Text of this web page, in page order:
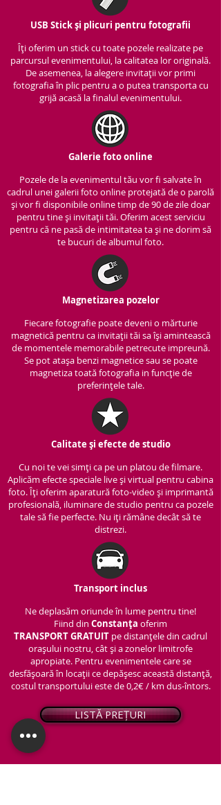
USB Stick și plicuri pentru fotografii
Îți oferim un stick cu toate pozele realizate pe
parcursul evenimentului, la calitatea lor originală.
De asemenea, la alegere invitații vor primi
fotografia în plic pentru a o putea transporta cu
grijă acasă la finalul evenimentului.
Galerie foto online
Pozele de la evenimentul tău vor fi salvate în
cadrul unei galerii foto online protejată de o parolă
și vor fi disponibile online timp de 90 de zile doar
pentru tine și invitații tăi. Oferim acest serviciu
pentru că ne pasă de intimitatea ta și ne dorim să
te bucuri de albumul foto.
Magnetizarea pozelor
Fiecare fotografie poate deveni o mărturie
magnetică pentru ca invitații tăi sa își amintească
de momentele memorabile petrecute impreună.
Se pot atașa benzi magnetice sau se poate
magnetiza toată fotografia in funcție de
preferințele tale.
Calitate și efecte de studio
Cu noi te vei simți ca pe un platou de filmare.
Aplicăm efecte speciale live și virtual pentru cabina
foto. Îți oferim aparatură foto-video și imprimantă
profesională, iluminare de studio pentru ca pozele
tale să fie perfecte. Nu iți rămâne decât să te
distrezi.
Transport inclus
Ne deplasăm oriunde în lume pentru tine!
Fiind din Constanța oferim
TRANSPORTGRATUIT pe distanțele din cadrul
orașului nostru, cât și a zonelor limitrofe
apropiate. Pentru evenimentele care se
desfășoară în locații ce depășesc această distanță,
costul transportului este de 0,2€ / km dus-întors.
LISTĂ PREȚURI
© 2026 - Snap PhotoBooth